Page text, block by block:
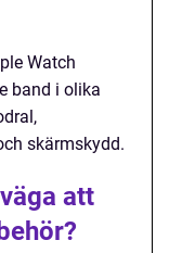
Watch
band i olika
skärmskydd.
att